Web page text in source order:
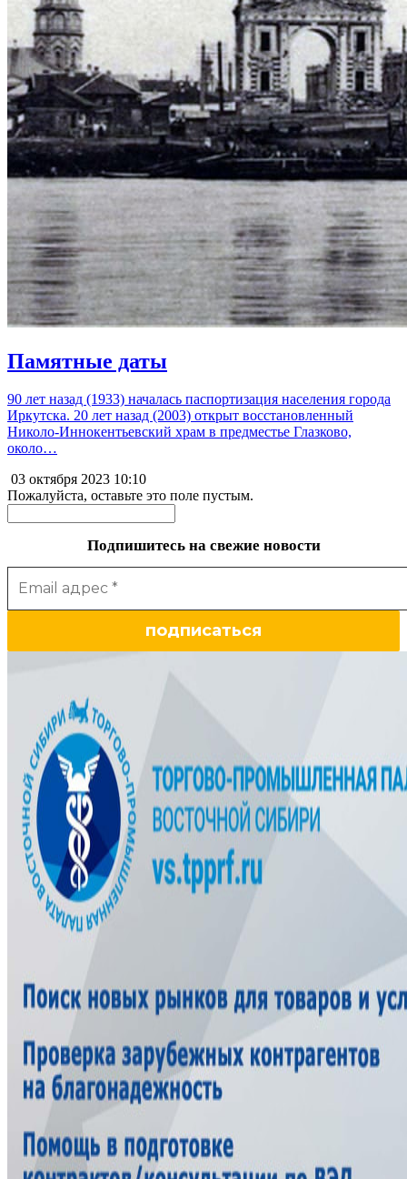
Памятные даты
90 лет назад (1933) началась паспортизация населения города
Иркутска. 20 лет назад (2003) открыт восстановленный
Николо-Иннокентьевский храм в предместье Глазково,
около…
03 октября 2023 10:10
Пожалуйста, оставьте это поле пустым.
Подпишитесь на свежие новости